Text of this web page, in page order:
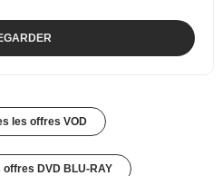
les offres VOD
DVD BLU-RAY